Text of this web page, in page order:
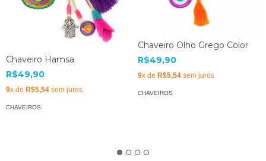
Chaveiro Hamsa
R$49,90
9x de R$5,54 sem juros
CHAVEIROS
Chaveiro Olho Grego Color
R$49,90
9x de R$5,54sem juros
CHAVEIROS